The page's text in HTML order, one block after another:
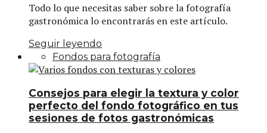
Todo lo que necesitas saber sobre la fotografía
gastronómica lo encontrarás en este artículo.
Seguir leyendo
Fondos para fotografía
Consejos para elegir la textura y color
perfecto del fondo fotográfico en tus
sesiones de fotos gastronómicas